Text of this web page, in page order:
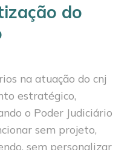
do
na atuação do cnj
estratégico,
o Poder Judiciário
sem projeto,
sem personalizar